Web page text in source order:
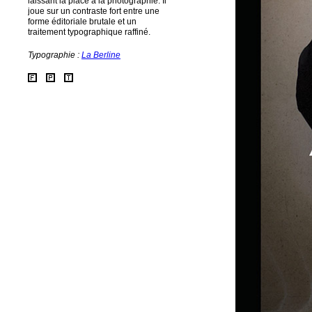
joue sur un contraste fort entre une
forme éditoriale brutale et un
traitement typographique raffiné.
Typographie : La Berline